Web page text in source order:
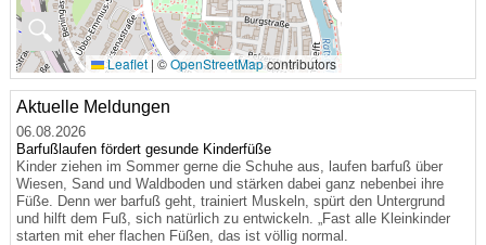
🔍
Leaflet | ©OpenStreetMapcontributors
Aktuelle Meldungen
06.08.2026
Barfußlaufen fördert gesunde Kinderfüße
Kinder ziehen im Sommer gerne die Schuhe aus, laufen barfuß über
Wiesen, Sand und Waldboden und stärken dabei ganz nebenbei ihre
Füße. Denn wer barfuß geht, trainiert Muskeln, spürt den Untergrund
und hilft dem Fuß, sich natürlich zu entwickeln. „Fast alle Kleinkinder
starten mit eher flachen Füßen, das ist völlig normal.